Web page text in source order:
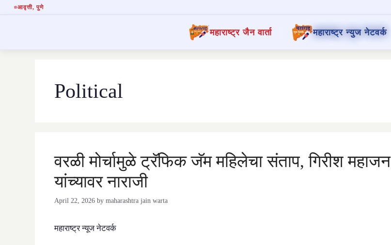
आवृत्ती, पुणे
महाराष्ट्र जैन वार्ता महाराष्ट्र न्युज नेटवर्क
Political
वरळी मोर्चामुळे ट्रॅफिक जॅम महिलेचा संताप, गिरीश महाजन
यांच्यावर नाराजी
April 22, 2026 by maharashtra jain warta
महाराष्ट्र न्यूज नेटवर्क